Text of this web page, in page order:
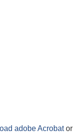
adobe Acrobator